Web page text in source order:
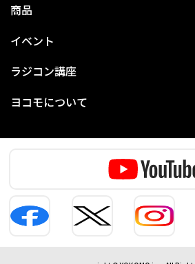
商品
イベント
ラジコン講座
ヨコモについて